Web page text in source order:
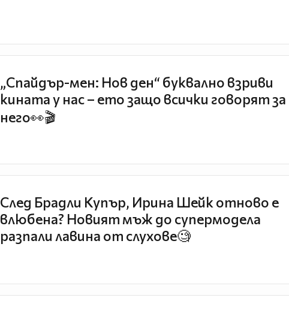
„Спайдър-мен: Нов ден“ буквално взриви
кината у нас – ето защо всички говорят за
него👀🎬
След Брадли Купър, Ирина Шейк отново е
влюбена? Новият мъж до супермодела
разпали лавина от слухове🧐